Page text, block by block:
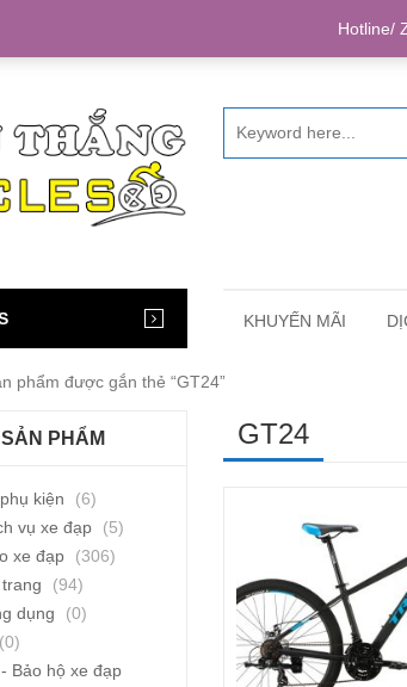
KHUYẾN MÃI
phẩm được gắn thẻ “GT24”
GT24
PHẨM
kiện
(6)
vụ xe đạp
(5)
xe đạp
(306)
(94)
dụng
(0)
(0)
Bảo hộ xe đạp
Hotline/